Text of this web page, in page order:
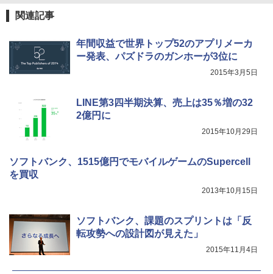
関連記事
年間収益で世界トップ52のアプリメーカ
ー発表、パズドラのガンホーが3位に
2015年3月5日
LINE第3四半期決算、売上は35％増の32
2億円に
2015年10月29日
ソフトバンク、1515億円でモバイルゲームのSupercell
を買収
2013年10月15日
ソフトバンク、課題のスプリントは「反
転攻勢への設計図が見えた」
2015年11月4日